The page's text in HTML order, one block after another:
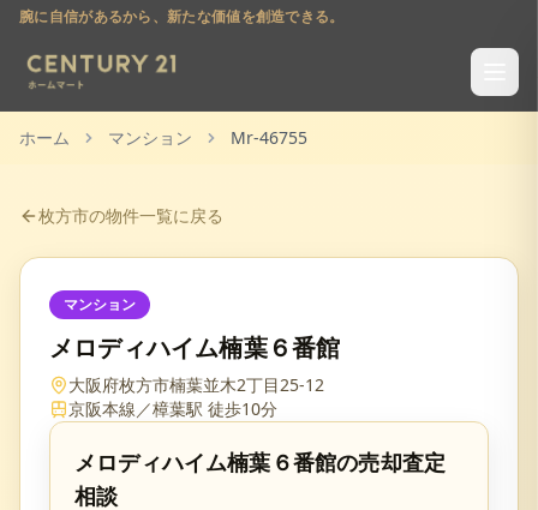
腕に自信があるから、新たな価値を創造できる。
ホーム マンション Mr-46755
枚方市の物件一覧に戻る
マンション
メロディハイム楠葉６番館
大阪府枚方市楠葉並木2丁目25-12
京阪本線／樟葉駅 徒歩10分
メロディハイム楠葉６番館の売却査定
相談